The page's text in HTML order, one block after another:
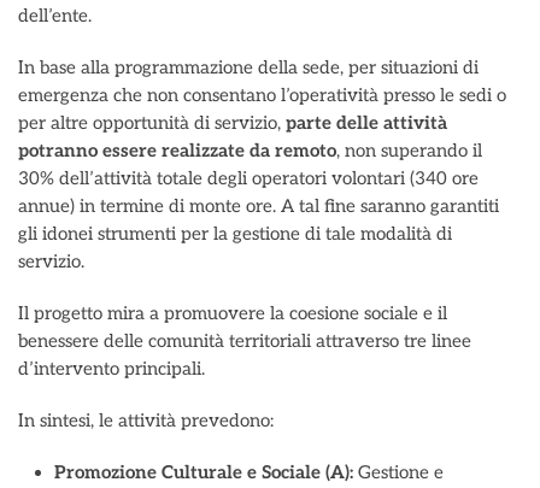
dell’ente.
In base alla programmazione della sede, per situazioni di
emergenza che non consentano l’operatività presso le sedi o
per altre opportunità di servizio, parte delle attività
potranno essere realizzate da remoto, non superando il
30% dell’attività totale degli operatori volontari (340 ore
annue) in termine di monte ore. A tal fine saranno garantiti
gli idonei strumenti per la gestione di tale modalità di
servizio.
Il progetto mira a promuovere la coesione sociale e il
benessere delle comunità territoriali attraverso tre linee
d’intervento principali.
In sintesi, le attività prevedono:
Promozione Culturale e Sociale (A): Gestione e